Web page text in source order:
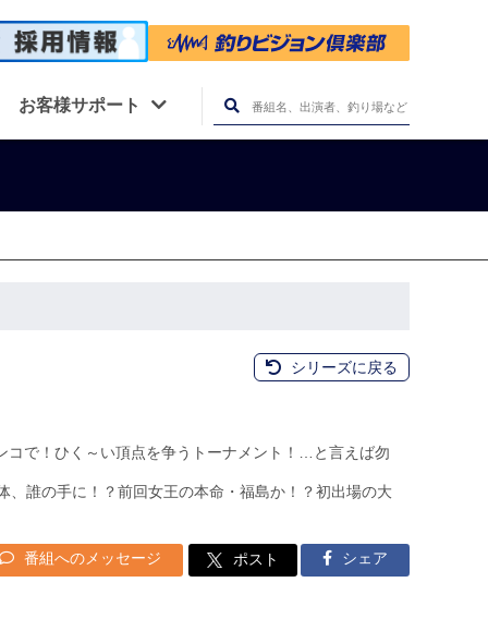
お客様サポート
シリーズに戻る
で！ひく～い頂点を争うトーナメント！…と言えば勿
誰の手に！？前回女王の本命・福島か！？初出場の大
番組へのメッセージ ポスト シェア